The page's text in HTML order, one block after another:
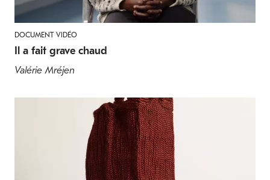
DOCUMENT VIDÉO
Il a fait grave chaud
Valérie Mréjen